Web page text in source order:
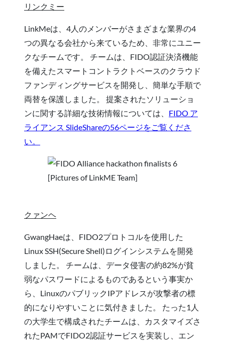
リンクミー
LinkMeは、4人のメンバーがさまざまな業界の4
つの異なる会社から来ているため、非常にユニー
クなチームです。 チームは、FIDO認証決済機能
を備えたスマートコントラクトベースのクラウド
ファンディングサービスを開発し、簡単な手順で
両替を保護しました。 提案されたソリューショ
ンに関する詳細な技術情報については、 FIDO ア
ライアンス SlideShareの56ページをご覧くださ
い。
[Pictures of LinkME Team]
クァンヘ
GwangHaeは、FIDO2プロトコルを使用した
Linux SSH(Secure Shell)ログインシステムを開発
しました。 チームは、データ侵害の約82%が貧
弱なパスワードによるものであるという事実か
ら、LinuxのパブリックIPアドレスが攻撃者の標
的になりやすいことに気付きました。 たった1人
の大学生で構成されたチームは、カスタマイズさ
れたPAMでFIDO2認証サービスを実装し、エン